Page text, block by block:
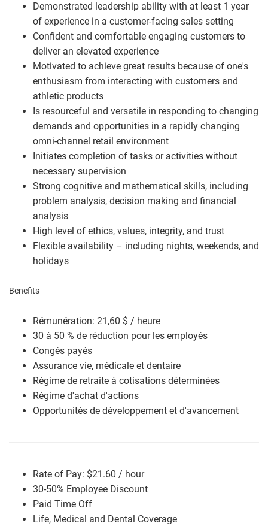
Demonstrated leadership ability with at least 1 year
of experience in a customer-facing sales setting
Confident and comfortable engaging customers to
deliver an elevated experience
Motivated to achieve great results because of one's
enthusiasm from interacting with customers and
athletic products
Is resourceful and versatile in responding to changing
demands and opportunities in a rapidly changing
omni-channel retail environment
Initiates completion of tasks or activities without
necessary supervision
Strong cognitive and mathematical skills, including
problem analysis, decision making and financial
analysis
High level of ethics, values, integrity, and trust
Flexible availability – including nights, weekends, and
holidays
Benefits
Rémunération: 21,60 $ / heure
30 à 50 % de réduction pour les employés
Congés payés
Assurance vie, médicale et dentaire
Régime de retraite à cotisations déterminées
Régime d'achat d'actions
Opportunités de développement et d'avancement
Rate of Pay: $21.60 / hour
30-50% Employee Discount
Paid Time Off
Life, Medical and Dental Coverage